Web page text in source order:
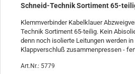
Schneid-Technik Sortiment 65-
Klemmverbinder Kabelklauer
Technik Sortiment 65-teilig. Kein
denn noch isolierte Leitungen werden
Klappverschluß zusammenpressen -
Art.Nr.: 5779